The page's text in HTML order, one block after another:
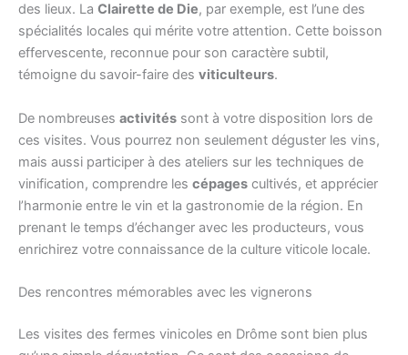
des lieux. La Clairette de Die, par exemple, est l’une des
spécialités locales qui mérite votre attention. Cette boisson
effervescente, reconnue pour son caractère subtil,
témoigne du savoir-faire des viticulteurs.
De nombreuses activités sont à votre disposition lors de
ces visites. Vous pourrez non seulement déguster les vins,
mais aussi participer à des ateliers sur les techniques de
vinification, comprendre les cépages cultivés, et apprécier
l’harmonie entre le vin et la gastronomie de la région. En
prenant le temps d’échanger avec les producteurs, vous
enrichirez votre connaissance de la culture viticole locale.
Des rencontres mémorables avec les vignerons
Les visites des fermes vinicoles en Drôme sont bien plus